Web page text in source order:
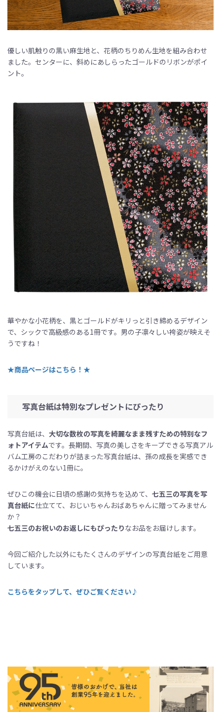
優しい肌触りの黒い麻生地と、花柄のちりめん生地を組み合わせ
ました。センターに、斜めにあしらったゴールドのリボンがポイ
ント。
華やかな小花柄を、黒とゴールドがキリっと引き締めるデザイン
で、シックで高級感のある1冊です。男の子凛々しい袴姿が映えそ
うですね！
★商品ページはこちら！★
写真台紙は特別なプレゼントにぴったり
写真台紙は、 大切な数枚の写真を綺麗なまま残すための特別なフ
ォトアイテムです。長期間、写真の美しさをキープできる写真アル
バム工房のこだわりが詰まった写真台紙は、孫の成長を実感でき
るかけがえのない1冊に。
ぜひこの機会に日頃の感謝の気持ちを込めて、 七五三の写真を写
真台紙に仕立てて、おじいちゃんおばあちゃんに贈ってみません
か？
七五三のお祝いのお返しにもぴったりなお品をお届けします。
今回ご紹介した以外にもたくさんのデザインの写真台紙をご用意
しています。
こちらをタップして、ぜひご覧ください♪